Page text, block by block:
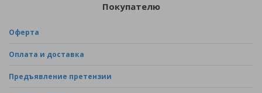
Покупателю
Оферта
Оплата и доставка
Предъявление претензии